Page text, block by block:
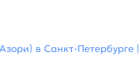
в Санкт-Петербурге